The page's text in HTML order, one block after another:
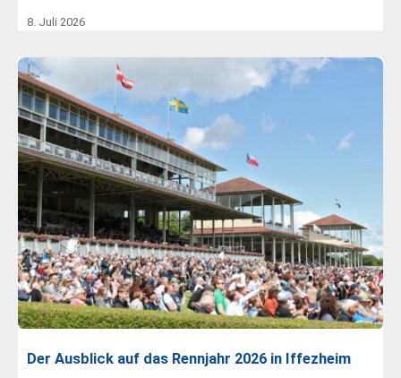
8. Juli 2026
Der Ausblick auf das Rennjahr 2026 in Iffezheim